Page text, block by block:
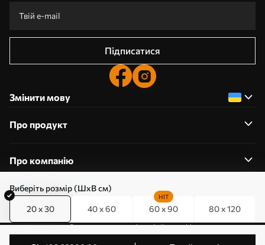
Виберіть розмір (ШхВ см)
20 x 30 40 x 60 60 x 90
HIT
80 x 120
Підписатися
Змінити мову
Про продукт
Про компанію
0800357223
Редагування дозволів на файли cookie
© 2011-2026 Art-holst. Усі права захищені. Власник: